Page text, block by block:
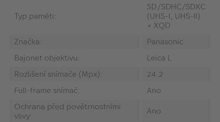
Typ paměti:
SD/SDHC/SDXC
(UHS-I, UHS-II)
+ XQD
Značka:
Panasonic
Bajonet objektivu:
Leica L
Rozlišení snímače (Mpx):
24.2
Full-frame snímač:
Ano
Ochrana před povětrnostními
vlivy:
Ano